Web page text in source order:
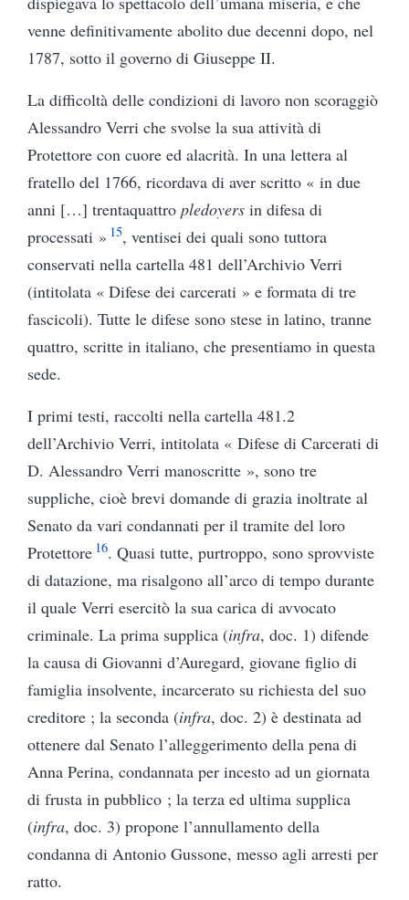
venne definitivamente abolito due decenni dopo, nel
1787, sotto il governo di Giuseppe II.
La difficoltà delle condizioni di lavoro non scoraggiò
Alessandro Verri che svolse la sua attività di
Protettore con cuore ed alacrità. In una lettera al
fratello del 1766, ricordava di aver scritto « in due
anni […] trentaquattro pledoyers in difesa di
processati » 15, ventisei dei quali sono tuttora
conservati nella cartella 481 dell’Archivio Verri
(intitolata « Difese dei carcerati » e formata di tre
fascicoli). Tutte le difese sono stese in latino, tranne
quattro, scritte in italiano, che presentiamo in questa
sede.
I primi testi, raccolti nella cartella 481.2
dell’Archivio Verri, intitolata « Difese di Carcerati di
D. Alessandro Verri manoscritte », sono tre
suppliche, cioè brevi domande di grazia inoltrate al
Senato da vari condannati per il tramite del loro
Protettore 16. Quasi tutte, purtroppo, sono sprovviste
di datazione, ma risalgono all’arco di tempo durante
il quale Verri esercitò la sua carica di avvocato
criminale. La prima supplica (infra, doc. 1) difende
la causa di Giovanni d’Auregard, giovane figlio di
famiglia insolvente, incarcerato su richiesta del suo
creditore ; la seconda (infra, doc. 2) è destinata ad
ottenere dal Senato l’alleggerimento della pena di
Anna Perina, condannata per incesto ad un giornata
di frusta in pubblico ; la terza ed ultima supplica
(infra, doc. 3) propone l’annullamento della
condanna di Antonio Gussone, messo agli arresti per
ratto.